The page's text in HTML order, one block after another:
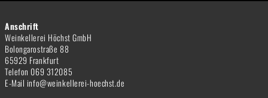
Anschrift
Weinkellerei Höchst GmbH
Bolongarostraße 88
65929 Frankfurt
Telefon 069 312085
E-Mail info@weinkellerei-hoechst.de